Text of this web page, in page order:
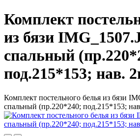
Комплект
из бязи
спальный
под.215*153; нав.
Комплект постельного белья из бязи
спальный (пр.220*240; под.215*153;